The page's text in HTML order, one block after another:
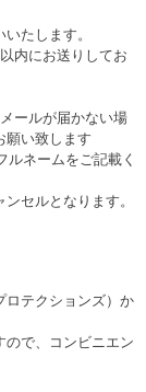
たします。
内にお送りしてお
ールが届かない場
願い致します
ネームをご記載く
セルとなります。
ロテクションズ）か
ので、コンビニエン